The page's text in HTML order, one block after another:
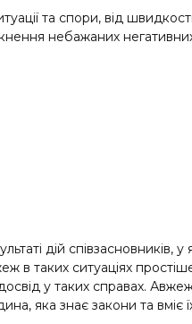
та спори, від
небажаних негативних
дій співзасновників, у
в таких ситуаціях
у таких справах.
яка знає закони та вміє